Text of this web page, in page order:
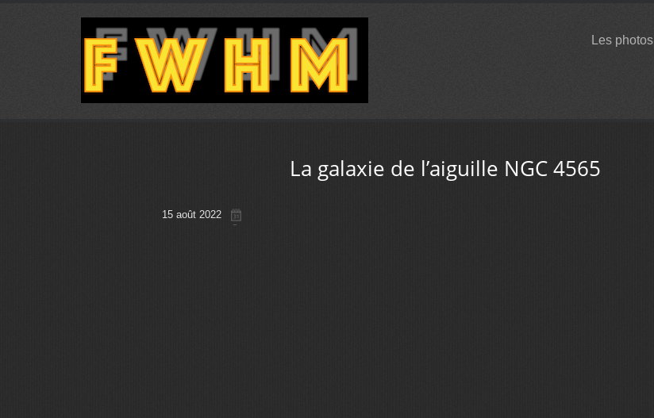
Les photos
15 août 2022
La galaxie de l’aiguille NGC 4565